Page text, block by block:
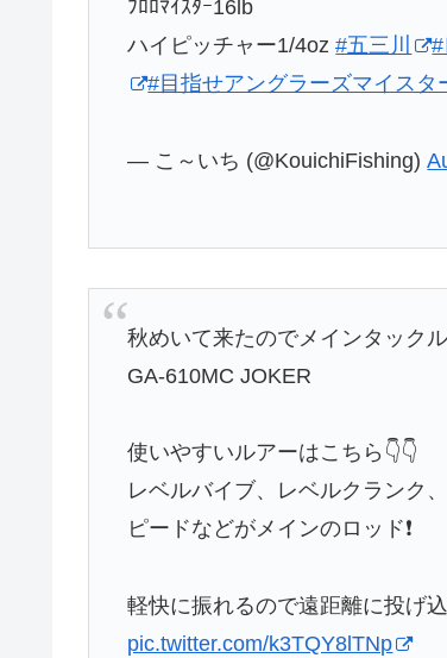
ﾌﾛﾛﾏｲｽﾀｰ16lb
ハイピッチャー1/4oz#五三川
#目指せアングラーズマイスタ
— こ～いち (@KouichiFishing)
秋めいて来たのでメインタック
GA-610MC JOKER
使いやすいルアーはこちら👇👇
レベルバイブ、レベルクランク
ピードなどがメインのロッド❗️
軽快に振れるので遠距離に投げ
pic.twitter.com/k3TQY8lTNp